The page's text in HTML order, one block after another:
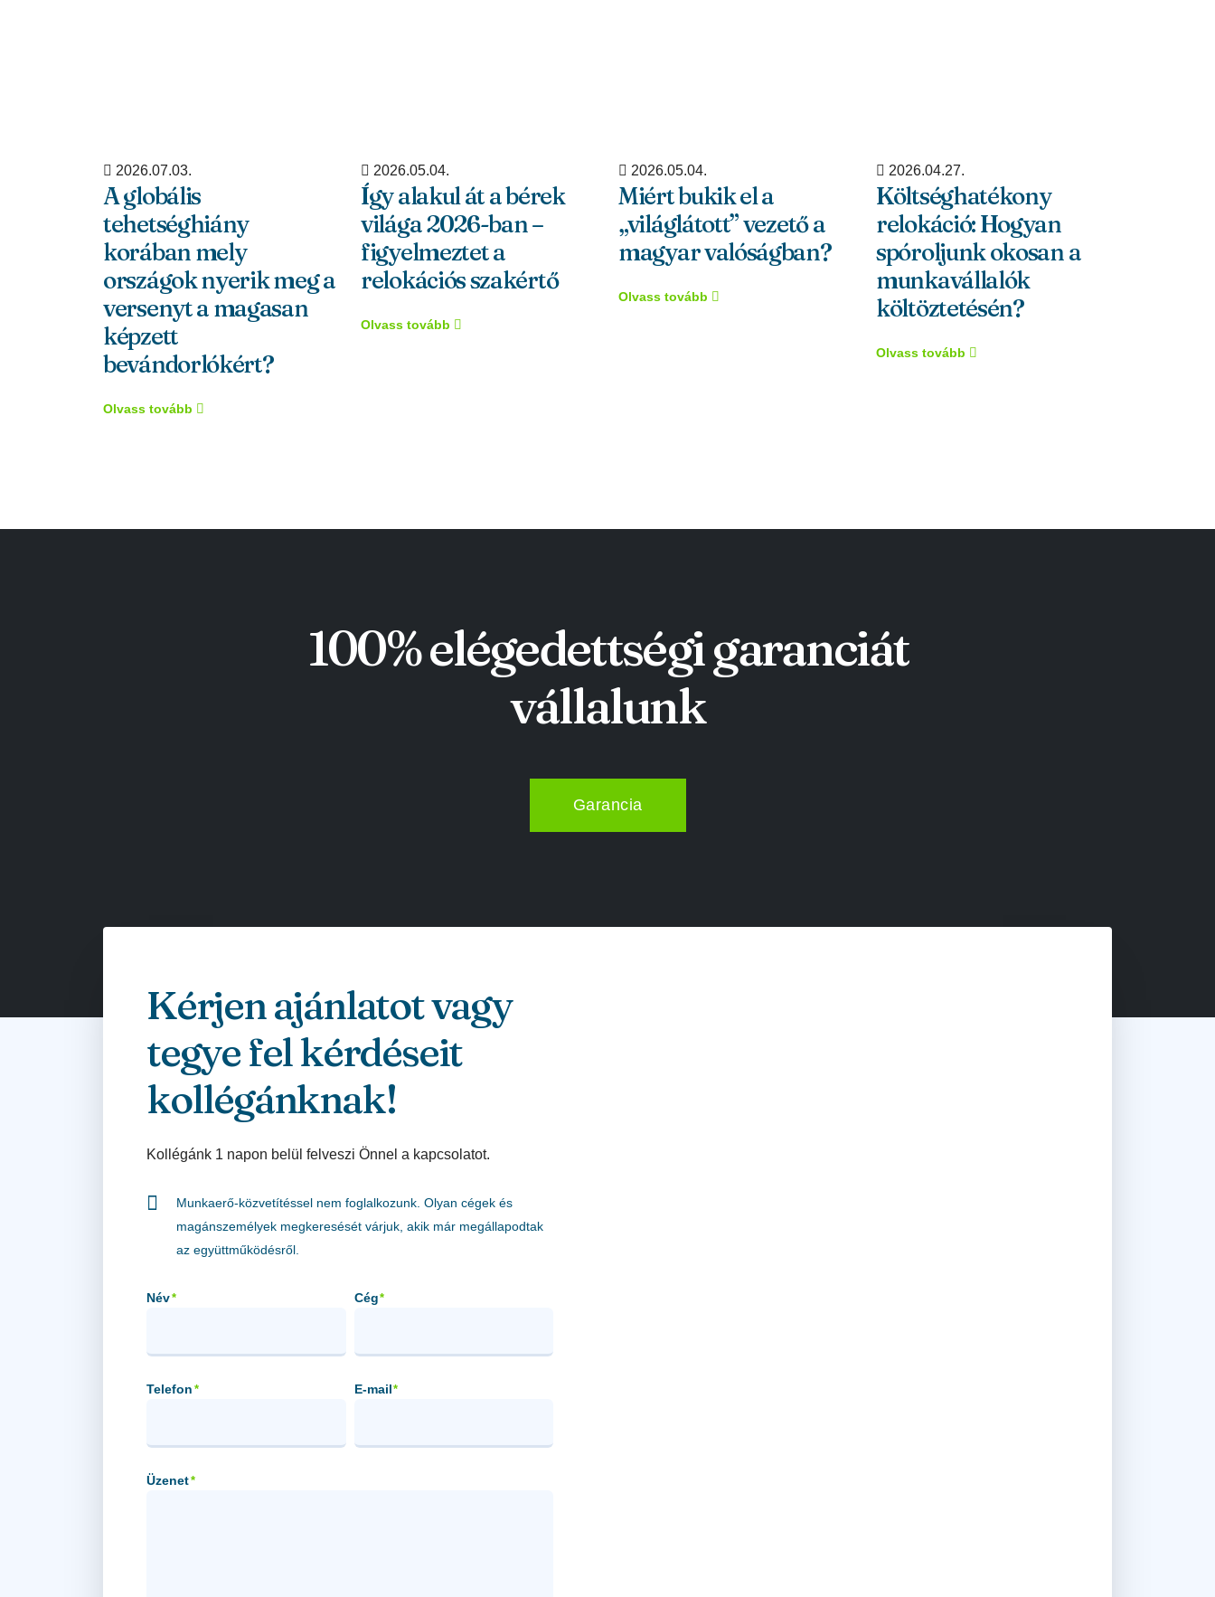
2026.07.03.
A globális
tehetséghiány
korában mely
országok nyerik meg a
versenyt a magasan
képzett
bevándorlókért?
Olvass tovább
2026.05.04.
Így alakul át a bérek
világa 2026-ban –
figyelmeztet a
relokációs szakértő
Olvass tovább
2026.05.04.
Miért bukik el a
„világlátott” vezető a
magyar valóságban?
Olvass tovább
2026.04.27.
Költséghatékony
relokáció: Hogyan
spóroljunk okosan a
munkavállalók
költöztetésén?
Olvass tovább
100% elégedettségi garanciát
vállalunk
Garancia
Kérjen ajánlatot vagy
tegye fel kérdéseit
kollégánknak!
Kollégánk 1 napon belül felveszi Önnel a kapcsolatot.
Munkaerő-közvetítéssel nem foglalkozunk. Olyan cégek és
magánszemélyek megkeresését várjuk, akik már megállapodtak
az együttműködésről.
Név* Cég*
Telefon * E-mail*
Üzenet*